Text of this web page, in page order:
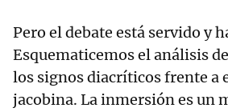
Pero el debate está servido y
Esquematicemos el análisis
los signos diacríticos frente a
jacobina. La inmersión es un